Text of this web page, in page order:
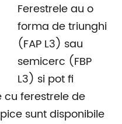
Ferestrele au o
forma de triunghi
(FAP L3) sau
semicerc (FBP
L3) si pot fi
ferestrele de
sunt disponibile